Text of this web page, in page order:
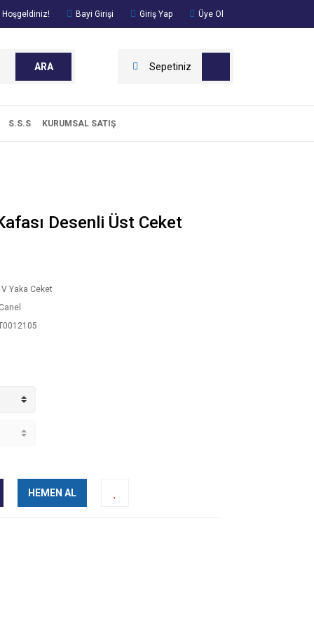
Hoşgeldiniz! Bayi Girişi Giriş Yap Üye Ol
ARA Sepetiniz
S.S.S KURUMSAL SATIŞ
Desenli Üst Ceket
Yaka Ceket
HEMEN AL